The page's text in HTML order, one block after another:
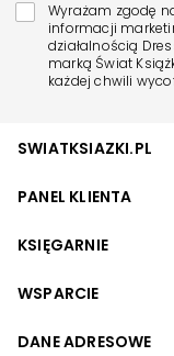
Wyrażam zgodę
informacji
działalnością
marką Świat
każdej chwili
SWIATKSIAZKI.PL
PANEL KLIENTA
KSIĘGARNIE
WSPARCIE
DANE ADRESOWE